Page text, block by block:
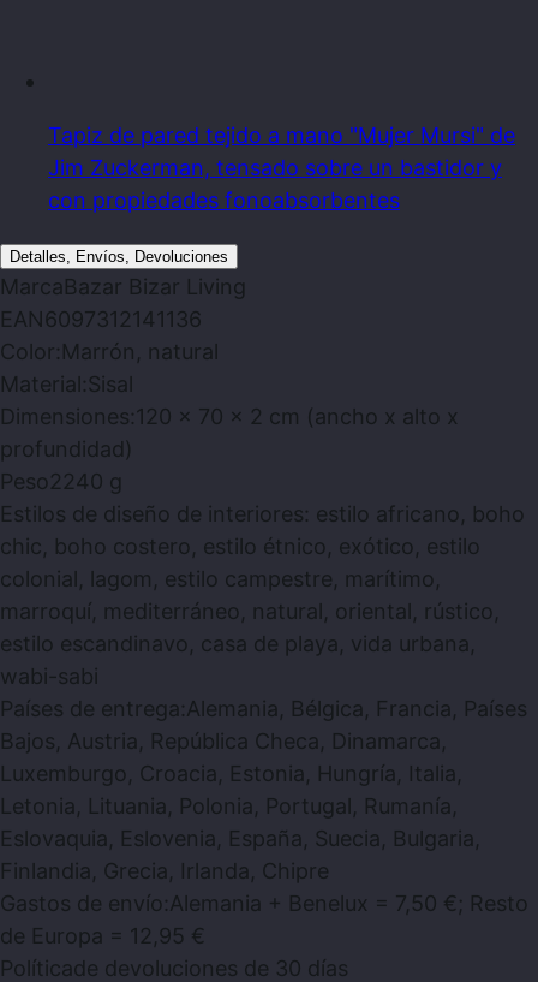
Tapiz de pared tejido a mano "Mujer Mursi" de
Jim Zuckerman, tensado sobre un bastidor y
con propiedades fonoabsorbentes
Detalles, Envíos, Devoluciones
MarcaBazar Bizar Living
EAN6097312141136
Color:Marrón, natural
Material:Sisal
Dimensiones:120 x 70 x 2 cm (ancho x alto x
profundidad)
Peso2240 g
Estilos de diseño de interiores: estilo africano, boho
chic, boho costero, estilo étnico, exótico, estilo
colonial, lagom, estilo campestre, marítimo,
marroquí, mediterráneo, natural, oriental, rústico,
estilo escandinavo, casa de playa, vida urbana,
wabi-sabi
Países de entrega:Alemania, Bélgica, Francia, Países
Bajos, Austria, República Checa, Dinamarca,
Luxemburgo, Croacia, Estonia, Hungría, Italia,
Letonia, Lituania, Polonia, Portugal, Rumanía,
Eslovaquia, Eslovenia, España, Suecia, Bulgaria,
Finlandia, Grecia, Irlanda, Chipre
Gastos de envío:Alemania + Benelux = 7,50 €; Resto
de Europa = 12,95 €
Políticade devoluciones de 30 días